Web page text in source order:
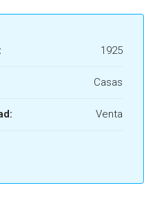
1925
Casas
Venta